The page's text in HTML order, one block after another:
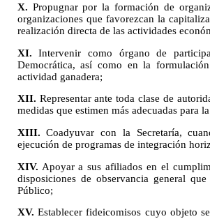
X. Propugnar por la formación de
organizaciones que favorezcan la
realización directa de las actividades
XI. Intervenir como órgano de
Democrática, así como en la
actividad ganadera;
XII. Representar ante toda clase de
medidas que estimen más adecuadas para
XIII. Coadyuvar con la Secretaría,
ejecución de programas de integración
XIV. Apoyar a sus afiliados en el
disposiciones de observancia general
Público;
XV. Establecer fideicomisos cuyo objeto